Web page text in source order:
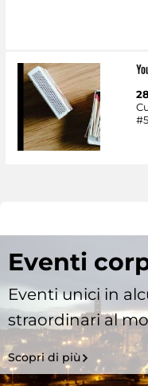
#5
Eventi
Eventi unici in
straordinari al
Scopri di più